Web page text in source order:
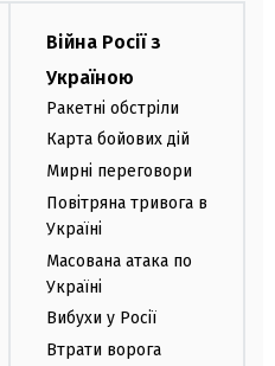
Війна Росії з
Україною
Ракетні обстріли
Карта бойових дій
Мирні переговори
Повітряна тривога в
Україні
Масована атака по
Україні
Вибухи у Росії
Втрати ворога